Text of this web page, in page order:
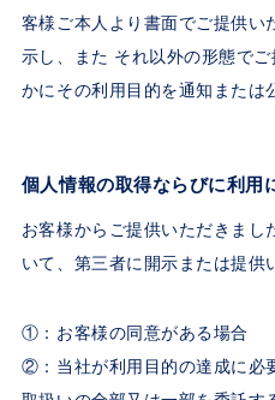
客様ご本人より書面でご提供い
示し、また それ以外の形態で
かにその利用目的を通知または
個人情報の取得ならびに利用
お客様からご提供いただきまし
いて、第三者に開示または提供
①：お客様の同意がある場合
②：当社が利用目的の達成に必